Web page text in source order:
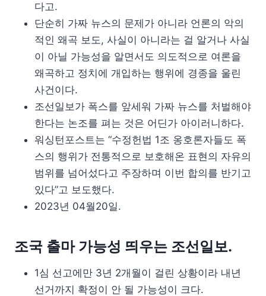
다고.
단순히 가짜 뉴스의 문제가 아니라 언론의 악의
적인 왜곡 보도, 사실이 아니라는 걸 알거나 사실
이 아닐 가능성을 알면서도 의도적으로 여론을
왜곡하고 정치에 개입하는 행위에 경종을 울린
사건이다.
조선일보가 폭스를 앞세워 가짜 뉴스를 처벌해야
한다는 논조를 펴는 것은 어딘가 아이러니하다.
워싱턴포스트는 “수정헌법 1조 옹호론자들도 폭
스의 행위가 전통적으로 보호해온 표현의 자유의
범위를 넘어섰다고 주장하며 이번 합의를 반기고
있다”고 보도했다.
2023년 04월20일.
조국 출마 가능성 띄우는 조선일보.
1심 선고에만 3년 2개월이 걸린 상황이라 내년
선거까지 확정이 안 될 가능성이 크다.